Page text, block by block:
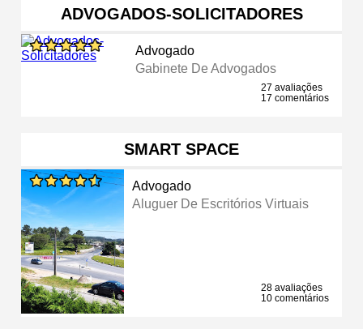
ADVOGADOS-SOLICITADORES
Advogado
Gabinete De Advogados
27 avaliações
17 comentários
SMART SPACE
Advogado
Aluguer De Escritórios Virtuais
28 avaliações
10 comentários